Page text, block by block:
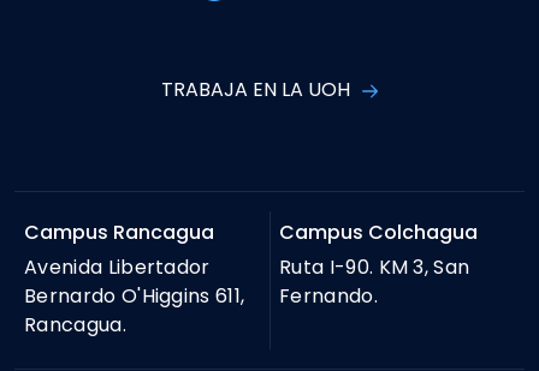
TRABAJA EN LA UOH
Campus Rancagua
Avenida Libertador
Bernardo O'Higgins 611,
Rancagua.
Campus Colchagua
Ruta I-90. KM 3, San
Fernando.